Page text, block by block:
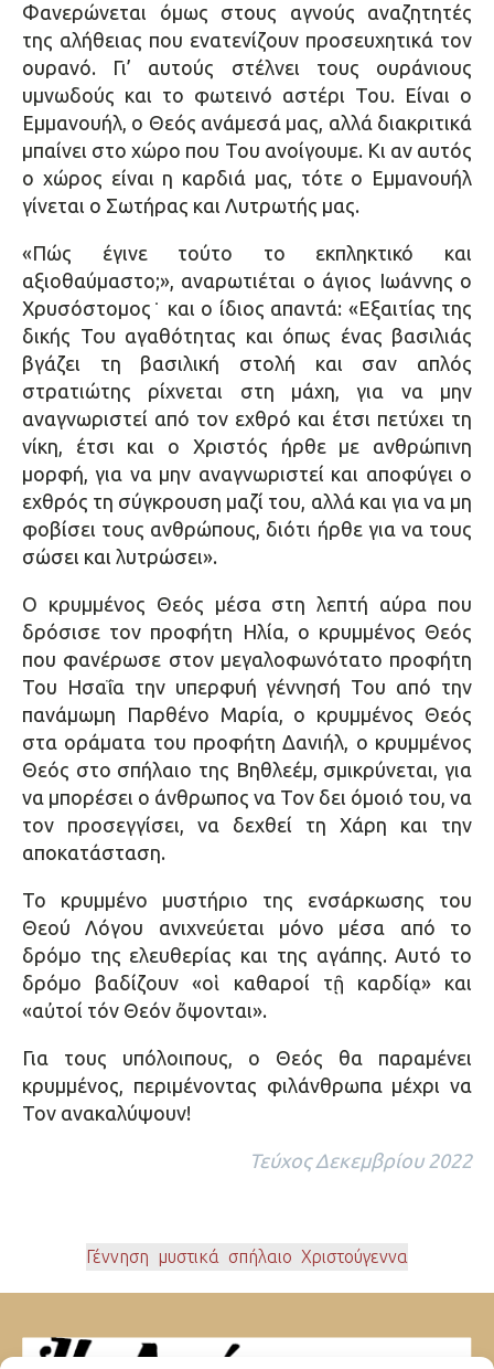
Φανερώνεται όμως στους αγνούς αναζητητές
της αλήθειας που ενατενίζουν προσευχητικά τον
ουρανό. Γι’ αυτούς στέλνει τους ουράνιους
υμνωδούς και το φωτεινό αστέρι Του. Είναι ο
Εμμανουήλ, ο Θεός ανάμεσά μας, αλλά διακριτικά
μπαίνει στο χώρο που Του ανοίγουμε. Κι αν αυτός
ο χώρος είναι η καρδιά μας, τότε ο Εμμανουήλ
γίνεται ο Σωτήρας και Λυτρωτής μας.
«Πώς έγινε τούτο το εκπληκτικό και
αξιοθαύμαστο;», αναρωτιέται ο άγιος Ιωάννης ο
Χρυσόστομος˙ και ο ίδιος απαντά: «Εξαιτίας της
δικής Του αγαθότητας και όπως ένας βασιλιάς
βγάζει τη βασιλική στολή και σαν απλός
στρατιώτης ρίχνεται στη μάχη, για να μην
αναγνωριστεί από τον εχθρό και έτσι πετύχει τη
νίκη, έτσι και ο Χριστός ήρθε με ανθρώπινη
μορφή, για να μην αναγνωριστεί και αποφύγει ο
εχθρός τη σύγκρουση μαζί του, αλλά και για να μη
φοβίσει τους ανθρώπους, διότι ήρθε για να τους
σώσει και λυτρώσει».
Ο κρυμμένος Θεός μέσα στη λεπτή αύρα που
δρόσισε τον προφήτη Ηλία, ο κρυμμένος Θεός
που φανέρωσε στον μεγαλοφωνότατο προφήτη
Του Ησαΐα την υπερφυή γέννησή Του από την
πανάμωμη Παρθένο Μαρία, ο κρυμμένος Θεός
στα οράματα του προφήτη Δανιήλ, ο κρυμμένος
Θεός στο σπήλαιο της Βηθλεέμ, σμικρύνεται, για
να μπορέσει ο άνθρωπος να Τον δει όμοιό του, να
τον προσεγγίσει, να δεχθεί τη Χάρη και την
αποκατάσταση.
Το κρυμμένο μυστήριο της ενσάρκωσης του
Θεού Λόγου ανιχνεύεται μόνο μέσα από το
δρόμο της ελευθερίας και της αγάπης. Αυτό το
δρόμο βαδίζουν «οἱ καθαροί τῇ καρδίᾳ» και
«αὐτοί τόν Θεόν ὄψονται».
Για τους υπόλοιπους, ο Θεός θα παραμένει
κρυμμένος, περιμένοντας φιλάνθρωπα μέχρι να
Τον ανακαλύψουν!
Τεύχος Δεκεμβρίου 2022
Γέννηση μυστικά σπήλαιο Χριστούγεννα